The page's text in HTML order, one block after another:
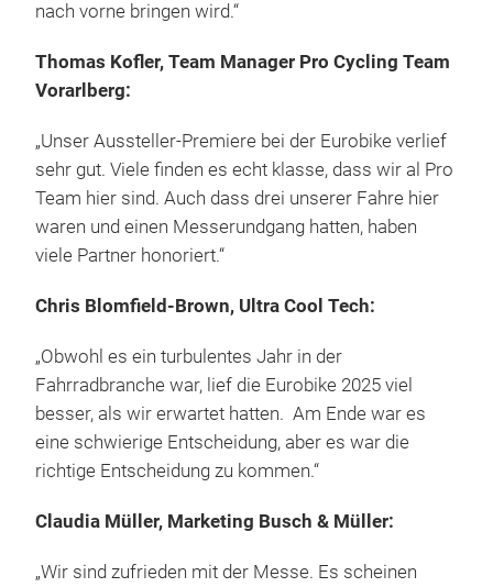
nach vorne bringen wird.“
Thomas Kofler, Team Manager Pro Cycling Team
Vorarlberg:
„Unser Aussteller-Premiere bei der Eurobike verlief
sehr gut. Viele finden es echt klasse, dass wir al Pro
Team hier sind. Auch dass drei unserer Fahre hier
waren und einen Messerundgang hatten, haben
viele Partner honoriert.“
Chris Blomfield-Brown, Ultra Cool Tech:
„Obwohl es ein turbulentes Jahr in der
Fahrradbranche war, lief die Eurobike 2025 viel
besser, als wir erwartet hatten. Am Ende war es
eine schwierige Entscheidung, aber es war die
richtige Entscheidung zu kommen.“
Claudia Müller, Marketing Busch & Müller:
„Wir sind zufrieden mit der Messe. Es scheinen